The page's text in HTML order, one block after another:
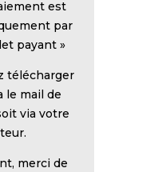
est
par
payant »
télécharger
le mail de
via votre
merci de